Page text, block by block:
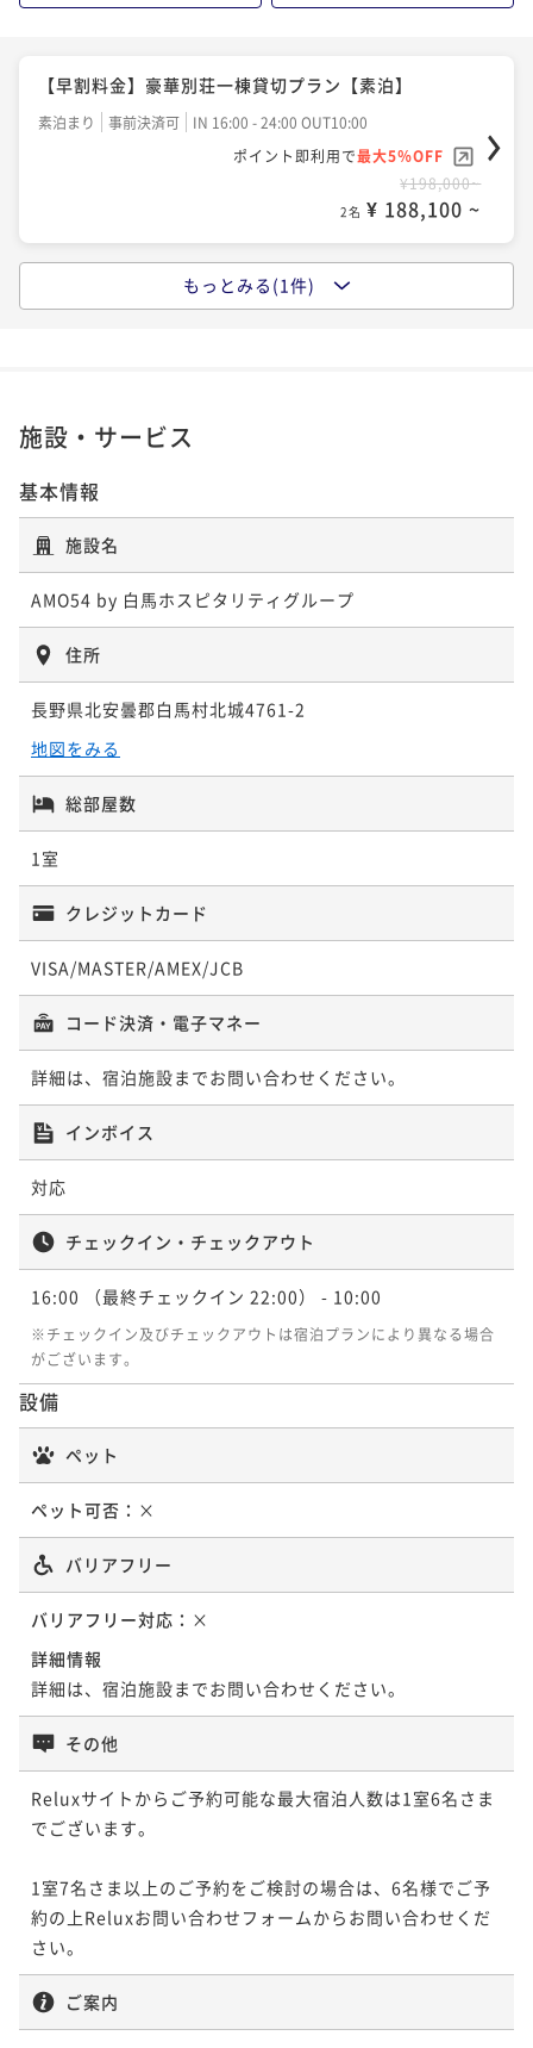
【早割料金】豪華別荘一棟貸切プラン【素泊】
素泊まり 事前決済可
IN 16:00 - 24:00 OUT10:00
ポイント即利用で最大5％OFF
¥198,000~
2名 ¥ 188,100 ~
【通常料金】エンターテインメント部屋付きの豪華貸
もっとみる(1件)
施設・サービス
基本情報
施設名
AMO54 by 白馬ホスピタリティグループ
住所
長野県北安曇郡白馬村北城4761-2
地図をみる
総部屋数
1室
クレジットカード
VISA/MASTER/AMEX/JCB
コード決済・電子マネー
詳細は、宿泊施設までお問い合わせください。
インボイス
対応
チェックイン・チェックアウト
16:00 （最終チェックイン 22:00） - 10:00
※チェックイン及びチェックアウトは宿泊プランにより異なる場合
がございます。
設備
ペット
ペット可否： ×
バリアフリー
バリアフリー対応： ×
詳細情報
詳細は、宿泊施設までお問い合わせください。
その他
Reluxサイトからご予約可能な最大宿泊人数は1室6名さま
でございます。
1室7名さま以上のご予約をご検討の場合は、6名様でご予
約の上Reluxお問い合わせフォームからお問い合わせくだ
さい。
ご案内